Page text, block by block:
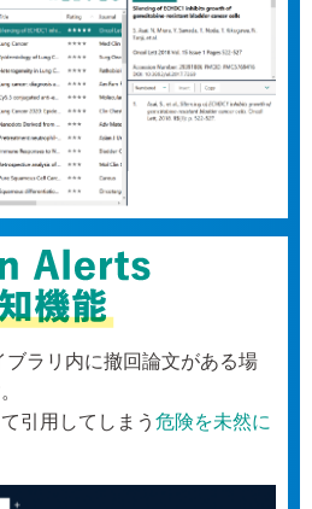
ブラリ内に撤回論文がある場
引用してしまう 危険を未然に